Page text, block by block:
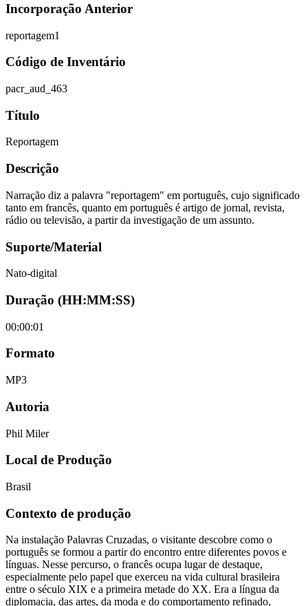
Incorporação Anterior
reportagem1
Código de Inventário
pacr_aud_463
Título
Reportagem
Descrição
Narração diz a palavra "reportagem" em português, cujo significado
tanto em francês, quanto em português é artigo de jornal, revista,
rádio ou televisão, a partir da investigação de um assunto.
Suporte/Material
Nato-digital
Duração (HH:MM:SS)
00:00:01
Formato
MP3
Autoria
Phil Miler
Local de Produção
Brasil
Contexto de produção
Na instalação Palavras Cruzadas, o visitante descobre como o
português se formou a partir do encontro entre diferentes povos e
línguas. Nesse percurso, o francês ocupa lugar de destaque,
especialmente pelo papel que exerceu na vida cultural brasileira
entre o século XIX e a primeira metade do XX. Era a língua da
diplomacia, das artes, da moda e do comportamento refinado,